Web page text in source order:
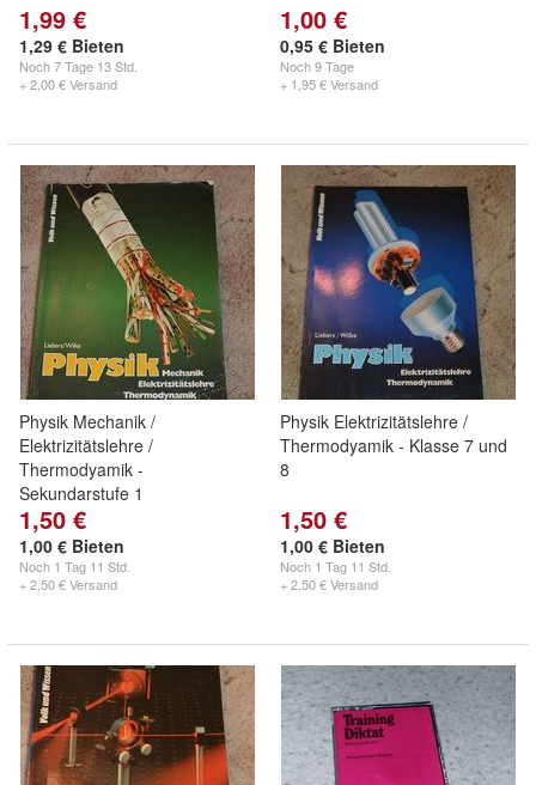
1,99 €
1,29 € Bieten
Noch7 Tage 13 Std.
+ 2,00 € Versand
1,00 €
0,95 € Bieten
Noch9 Tage
+ 1,95 € Versand
Physik Mechanik /
Elektrizitätslehre /
Thermodyamik -
Sekundarstufe 1
1,50 €
1,00 € Bieten
Noch 1 Tag 11 Std.
+ 2,50 € Versand
Physik Elektrizitätslehre /
Thermodyamik - Klasse 7 und
8
1,50 €
1,00 € Bieten
Noch 1 Tag 11 Std.
+ 2,50 € Versand